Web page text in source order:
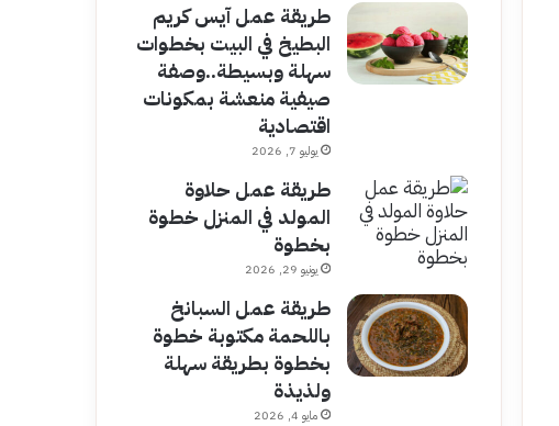
طريقة عمل آيس كريم
البطيخ في البيت بخطوات
سهلة وبسيطة..وصفة
صيفية منعشة بمكونات
اقتصادية
يوليو 7, 2026
طريقة عمل حلاوة
المولد في المنزل خطوة
بخطوة
يونيو 29, 2026
طريقة عمل السبانخ
باللحمة مكتوبة خطوة
بخطوة بطريقة سهلة
ولذيذة
مايو 4, 2026